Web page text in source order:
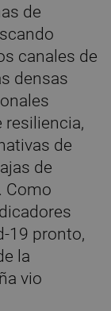
de
canales de
densas
de
de
Como
19 pronto,
la
vio